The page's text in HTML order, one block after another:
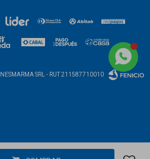
SRL - RUT 211587710010
Fenicio